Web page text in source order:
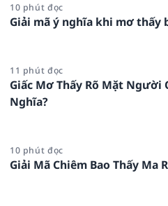
10 phút đọc
Giải mã ý nghĩa khi mơ thấy
11 phút đọc
Giấc Mơ Thấy Rõ Mặt Người
Nghĩa?
10 phút đọc
Giải Mã Chiêm Bao Thấy Ma